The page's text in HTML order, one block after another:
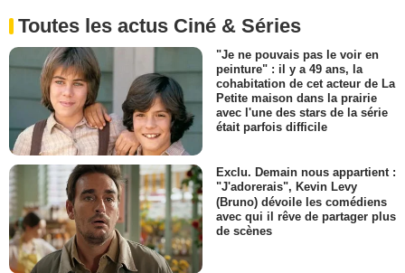
Toutes les actus Ciné & Séries
"Je ne pouvais pas le voir en
peinture" : il y a 49 ans, la
cohabitation de cet acteur de La
Petite maison dans la prairie
avec l'une des stars de la série
était parfois difficile
Exclu. Demain nous appartient :
"J'adorerais", Kevin Levy
(Bruno) dévoile les comédiens
avec qui il rêve de partager plus
de scènes